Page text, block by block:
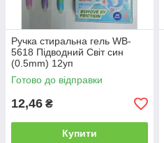
Ручка стиральна гель WB-
5618 Підводний Світ син
(0.5mm) 12уп
Готово до відправки
12,46 ₴
Купити